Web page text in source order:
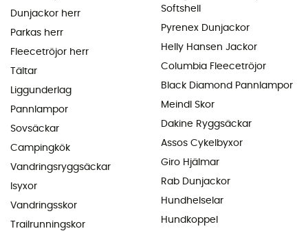
Dunjackor herr
Parkas herr
Fleecetröjor herr
Tältar
Liggunderlag
Pannlampor
Sovsäckar
Campingkök
Vandringsryggsäckar
Isyxor
Vandringsskor
Trailrunningskor
Softshell
Pyrenex Dunjackor
Helly Hansen Jackor
Columbia Fleecetröjor
Black Diamond Pannlampor
Meindl Skor
Dakine Ryggsäckar
Assos Cykelbyxor
Giro Hjälmar
Rab Dunjackor
Hundhelselar
Hundkoppel